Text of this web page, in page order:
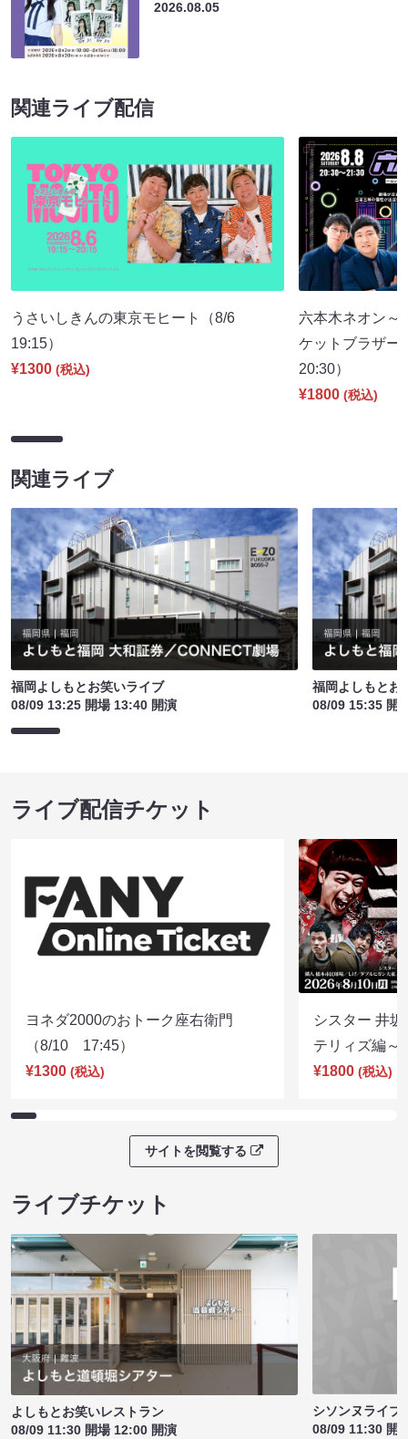
2026.08.05
関連ライブ配信
うさいしきんの東京モヒート（8/6
19:15）
¥1300 (税込)
六本木ネオン～
ケットブラザ
20:30）
¥1800 (税込)
関連ライブ
福岡よしもとお笑いライブ
08/09 13:25 開場 13:40 開演
福岡よしもとお
08/09 15:35 開
ライブ配信チケット
ヨネダ2000のおトーク座右衛門
（8/10 17:45）
¥1300 (税込)
シスター 井
テリィズ編
¥1800 (税込)
サイトを閲覧する
ライブチケット
よしもとお笑いレストラン
08/09 11:30 開場 12:00 開演
シソンヌライ
08/09 11:30 開